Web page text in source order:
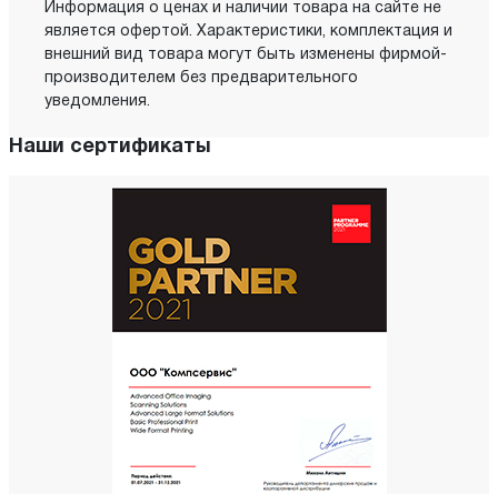
Информация о ценах и наличии товара на сайте не
является офертой. Характеристики, комплектация и
внешний вид товара могут быть изменены фирмой-
производителем без предварительного
уведомления.
Наши сертификаты